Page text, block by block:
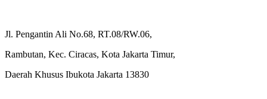
Jl. Pengantin Ali No.68, RT.08/RW.06,
Rambutan, Kec. Ciracas, Kota Jakarta Timur,
Daerah Khusus Ibukota Jakarta 13830